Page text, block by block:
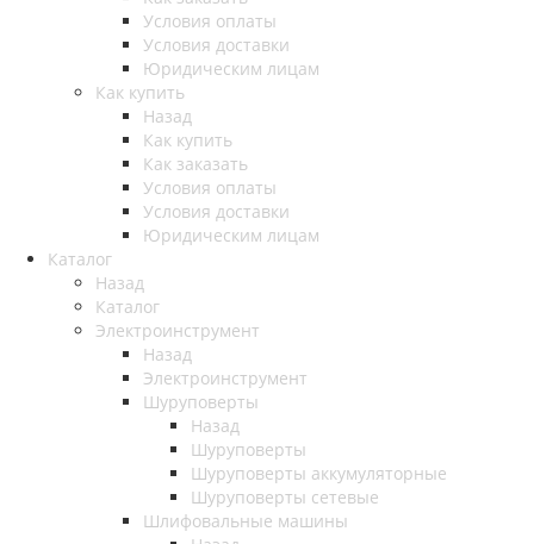
Условия оплаты
Условия доставки
Юридическим лицам
Как купить
Назад
Как купить
Как заказать
Условия оплаты
Условия доставки
Юридическим лицам
Каталог
Назад
Каталог
Электроинструмент
Назад
Электроинструмент
Шуруповерты
Назад
Шуруповерты
Шуруповерты аккумуляторные
Шуруповерты сетевые
Шлифовальные машины